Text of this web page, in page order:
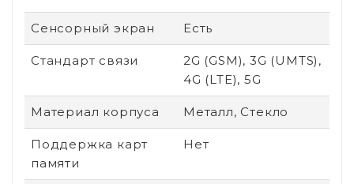
Сенсорный экран Есть
Стандарт связи
2G (GSM), 3G (UMTS),
4G (LTE), 5G
Материал корпуса Металл, Стекло
Поддержка карт
памяти
Нет